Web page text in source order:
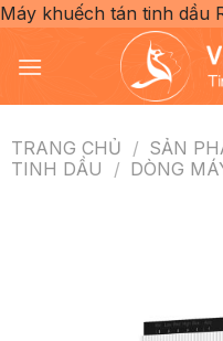
Máy khuếch tán tinh dầu
TRANG CHỦ / SẢN
TINH DẦU
/ DÒNG